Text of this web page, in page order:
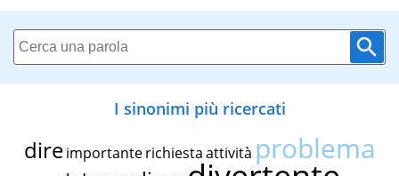
I sinonimi più ricercati
dire importante richiestaattività problema